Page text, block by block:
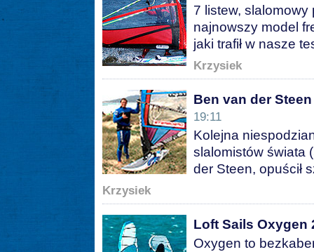
7 listew,
najnowszy model
jaki trafił w nasze
Krzysiek
Ben van der
19:11
Kolejna
slalomistów świata
der Steen, opuścił
Krzysiek
Loft Sails Oxygen
Oxygen to